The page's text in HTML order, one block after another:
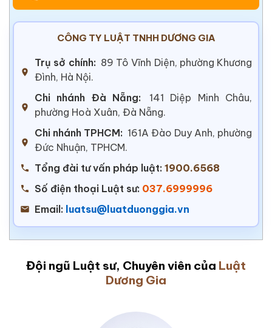
CÔNG TY LUẬT TNHH DƯƠNG GIA
Trụ sở chính: 89 Tô Vĩnh Diện, phường Khương
Đình, Hà Nội.
Chi nhánh Đà Nẵng:
141 Diệp Minh Châu,
phường Hoà Xuân, Đà Nẵng.
Chi nhánh TPHCM: 161A Đào Duy Anh, phường
Đức Nhuận, TPHCM.
Tổng đài tư vấn pháp luật: 1900.6568
Số điện thoại Luật sư: 037.6999996
Email: luatsu@luatduonggia.vn
Đội ngũ Luật sư, Chuyên viên của Luật
Dương Gia